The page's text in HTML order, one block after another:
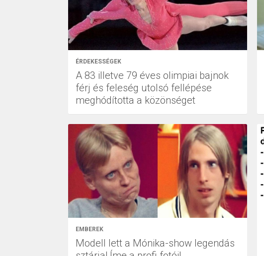
ÉRDEKESSÉGEK
A 83 illetve 79 éves olimpiai bajnok
férj és feleség utolsó fellépése
meghódította a közönséget
EMBEREK
Modell lett a Mónika-show legendás